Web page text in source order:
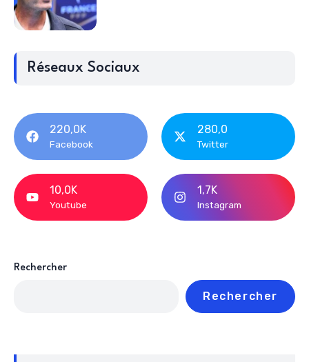
Réseaux Sociaux
220,0K
Facebook
280,0
Twitter
10,0K
Youtube
1,7K
Instagram
Rechercher
Rechercher